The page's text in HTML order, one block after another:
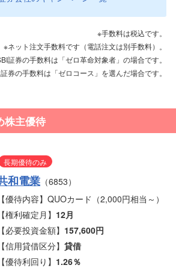
※手数料は税込です。
※ネット注文手数料です（電話注文は別手数料）。
証券の手数料は「ゼロ革命対象者」の場合です。
券の手数料は「ゼロコース」を選んだ場合です。
株主優待
長期優待のみ
和電業 （6853）
【優待内容】QUOカード（2,000円相当～）
【権利確定月】 12月
【必要投資金額】 157,600円
【信用貸借区分】貸借
【優待利回り】 1.26％